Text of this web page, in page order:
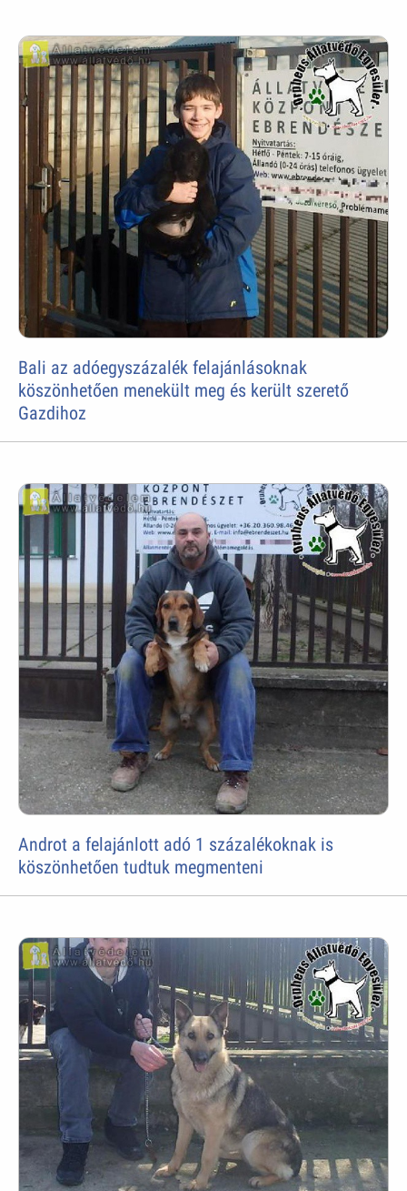
Bali az adóegyszázalék felajánlásoknak
köszönhetően menekült meg és került szerető
Gazdihoz
Androt a felajánlott adó 1 százalékoknak is
köszönhetően tudtuk megmenteni